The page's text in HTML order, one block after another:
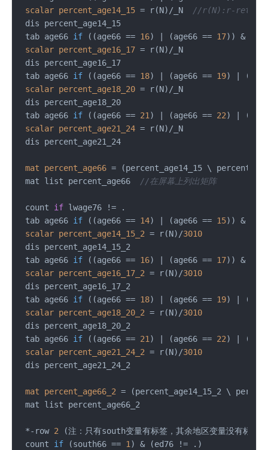
scalar percent_age14_15 = r(N)/_N
//r(N):r-return，
dis percent_age14_15
tab age66 if ((age66 == 16) | (age66 == 17)) &
scalar percent_age16_17 = r(N)/_N
dis percent_age16_17
tab age66 if ((age66 == 18) | (age66 == 19) |
scalar percent_age18_20 = r(N)/_N
dis percent_age18_20
tab age66 if ((age66 == 21 ) | (age66 == 22) |
scalar percent_age21_24 = r(N)/_N
dis percent_age21_24
mat percent_age66 = (percent_age14_15 \
mat list percent_age66
//在屏幕上列出矩阵
count if lwage76 != .
tab age66 if ((age66 == 14) | (age66 == 15)) &
scalar percent_age14_15_2 = r(N)/3010
dis percent_age14_15_2
tab age66 if ((age66 == 16) | (age66 == 17)) &
scalar percent_age16_17_2 = r(N)/3010
dis percent_age16_17_2
tab age66 if ((age66 == 18) | (age66 == 19) |
scalar percent_age18_20_2 = r(N)/3010
dis percent_age18_20_2
tab age66 if ((age66 == 21 ) | (age66 == 22) |
scalar percent_age21_24_2 = r(N)/3010
dis percent_age21_24_2
mat percent_age66_2 = (percent_age14_15_2 \
mat list percent_age66_2
*-row 2 (注：只有south变量有标签，其余地区变量没有标签)
count if (south66 == 1 )
& (ed76 != .)